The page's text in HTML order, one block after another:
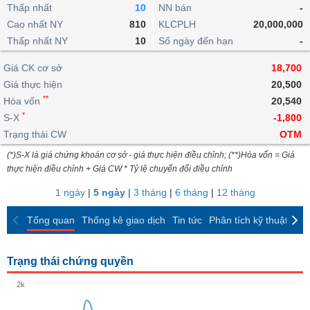
lỗ
dịch
nội
Niên
giám
Tài
liệu
cổ
Định
giá
ngoài
doanh
Top
cổ
phiếu
ngành
giao
dịch
dịch
Chứng
quyền
quan
Thống
giao
dịch
Thống
giao
dịch
Tin
tức
Phân
tích
kỹ
thuật
trực
tuyến
Bộ
lọc
cổ
So
sánh
Báo
cáo
Vĩ
mô
lai
Chứng
quyền
Trái
phiếu
IR
Awards
tạo
Dịch
vụ
Thấp nhất
10
Cao nhất NY
810
Thấp nhất NY
10
NN bán
-
KLCPLH
20,000,000
Số ngày đến hạn
-
Giá CK cơ sở
18,700
Giá thực hiện
20,500
Hòa vốn **
20,540
S-X *
-1,800
Trạng thái CW
OTM
(*)S-X là giá chứng khoán cơ sở - giá thực hiện điều chỉnh; (**)Hòa vốn = Giá
thực hiện điều chỉnh + Giá CW * Tỷ lệ chuyển đổi điều chỉnh
1 ngày| 5 ngày| 3 tháng | 6 tháng | 12 tháng
Tổng quan Thống kê giao dịch Tin tức Phân tích kỹ thuật
Trạng thái chứng quyền
2k
BẤT
ĐỘNG
SẢN
TÀI
CHÍNH
HÀNG
KINH